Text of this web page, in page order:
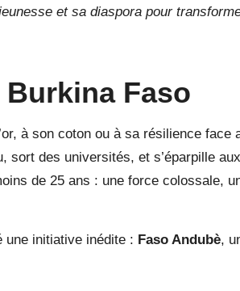
et sa diaspora pour
Faso
à son coton ou à sa résilience
sort des universités, et s’éparpille
de 25 ans : une force colossale,
une initiative inédite : Faso Andubè,